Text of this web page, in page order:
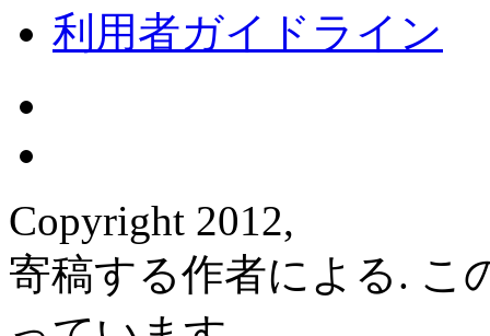
利用者ガイドライン
Copyright 2012,
寄稿する作者による. こ